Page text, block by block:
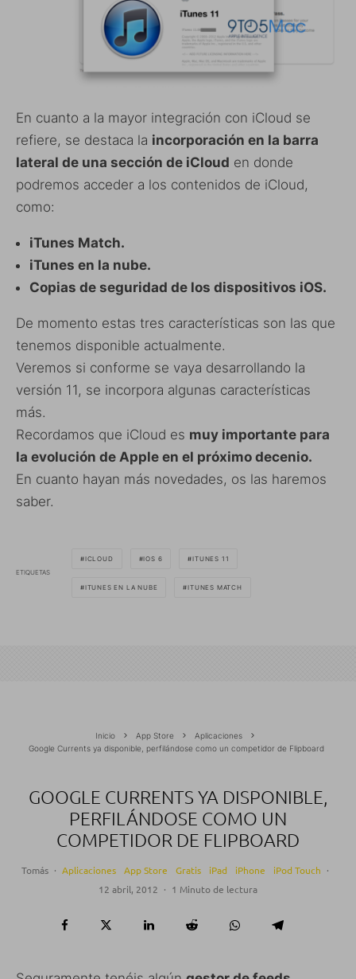
En cuanto a la mayor integración con iCloud se
refiere, se destaca la incorporación en la barra
lateral de una sección de iCloud en donde
podremos acceder a los contenidos de iCloud,
como:
iTunes Match.
iTunes en la nube.
Copias de seguridad de los dispositivos iOS.
De momento estas tres características son las que
tenemos disponible actualmente.
Veremos si conforme se vaya desarrollando la
versión 11, se incorpora algunas características
más.
Recordamos que iCloud es muy importante para
la evolución de Apple en el próximo decenio.
En cuanto hayan más novedades, os las haremos
saber.
ETIQUETAS
ICLOUD IOS 6 ITUNES 11
ITUNES EN LA NUBE ITUNES MATCH
Inicio App Store
Aplicaciones
Google Currents ya disponible, perfilándose como un competidor de Flipboard
GOOGLE CURRENTS YA DISPONIBLE,
PERFILÁNDOSE COMO UN
COMPETIDOR DE FLIPBOARD
Tomás · Aplicaciones App Store Gratis iPad iPhone iPod Touch ·
12 abril, 2012 · 1 Minuto de lectura